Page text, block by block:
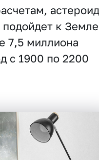
астероид
к Земле
7,5 миллиона
с 1900 по 2200